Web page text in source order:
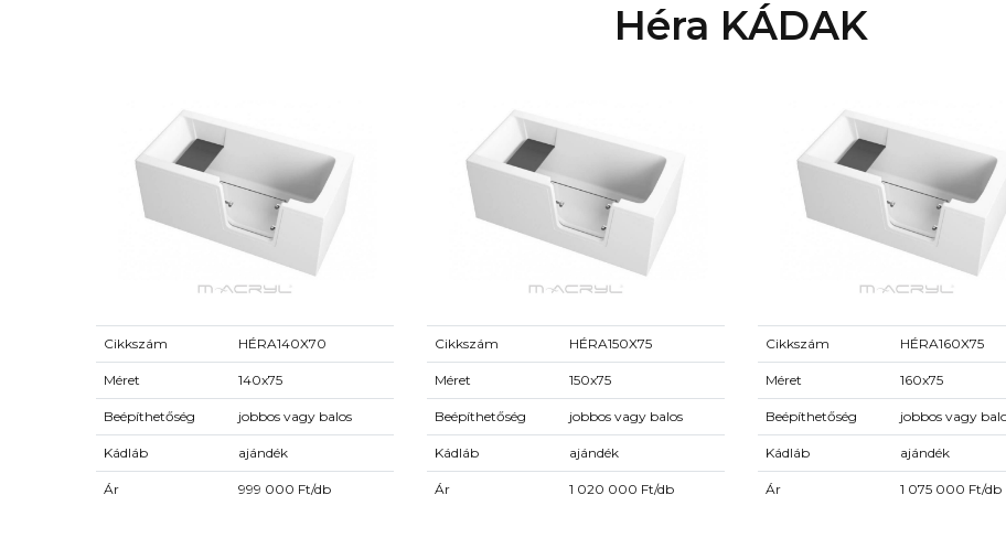
Héra KÁDAK
Cikkszám HÉRA140X70
Méret 140x75
Beépíthetőség jobbos vagy balos
Kádláb ajándék
Ár 999 000 Ft/db
Cikkszám HÉRA150X75
Méret 150x75
Beépíthetőség jobbos vagy balos
Kádláb ajándék
Ár 1 020 000 Ft/db
Cikkszám HÉRA160X75
Méret 160x75
Beépíthetőség jobbos vagy
Kádláb ajándék
Ár 1 075 000 Ft/db